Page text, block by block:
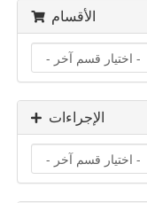
الأقسام
الإجراءات